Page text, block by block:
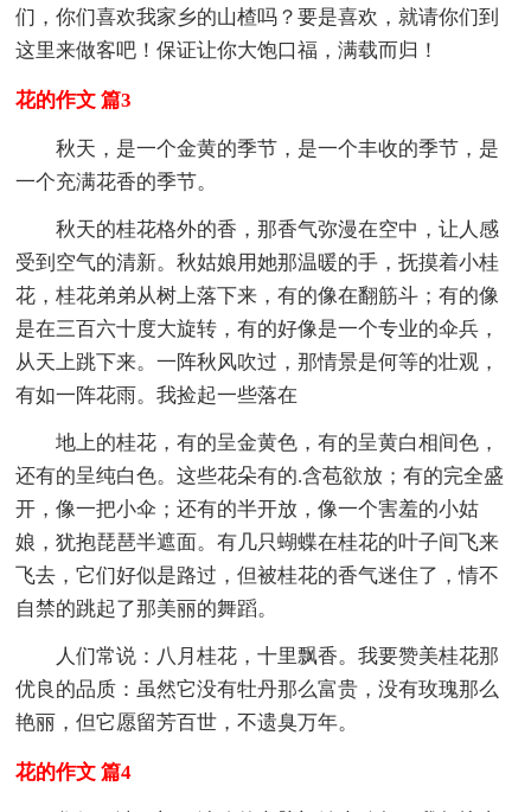
们，你们喜欢我家乡的山楂吗？要是喜欢，就请你们到
这里来做客吧！保证让你大饱口福，满载而归！
花的作文 篇3
秋天，是一个金黄的季节，是一个丰收的季节，是
一个充满花香的季节。
秋天的桂花格外的香，那香气弥漫在空中，让人感
受到空气的清新。秋姑娘用她那温暖的手，抚摸着小桂
花，桂花弟弟从树上落下来，有的像在翻筋斗；有的像
是在三百六十度大旋转，有的好像是一个专业的伞兵，
从天上跳下来。一阵秋风吹过，那情景是何等的壮观，
有如一阵花雨。我捡起一些落在
地上的桂花，有的呈金黄色，有的呈黄白相间色，
还有的呈纯白色。这些花朵有的.含苞欲放；有的完全盛
开，像一把小伞；还有的半开放，像一个害羞的小姑
娘，犹抱琵琶半遮面。有几只蝴蝶在桂花的叶子间飞来
飞去，它们好似是路过，但被桂花的香气迷住了，情不
自禁的跳起了那美丽的舞蹈。
人们常说：八月桂花，十里飘香。我要赞美桂花那
优良的品质：虽然它没有牡丹那么富贵，没有玫瑰那么
艳丽，但它愿留芳百世，不遗臭万年。
花的作文 篇4